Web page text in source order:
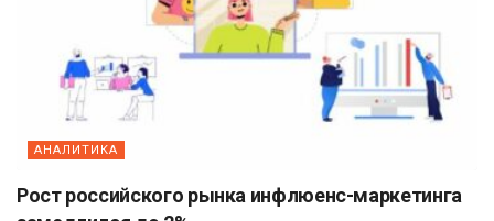
АНАЛИТИКА
Рост российского рынка инфлюенс-маркетинга